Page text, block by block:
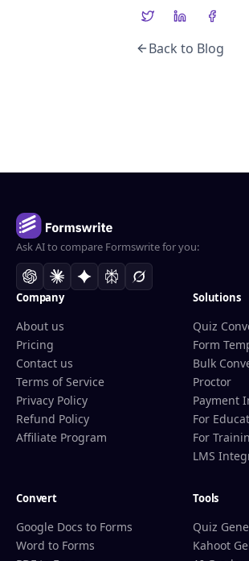
Back to Blog
Ask AI to compare Formswrite for you:
Company
About us
Pricing
Contact us
Terms of Service
Privacy Policy
Refund Policy
Affiliate Program
Solutions
Quiz
Form
Bulk
Proctor
Payment
For
For
LMS
Convert
Google Docs to Forms
Word to Forms
Tools
Quiz
Kahoot